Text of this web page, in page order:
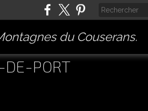
du Couserans.
DE-PORT